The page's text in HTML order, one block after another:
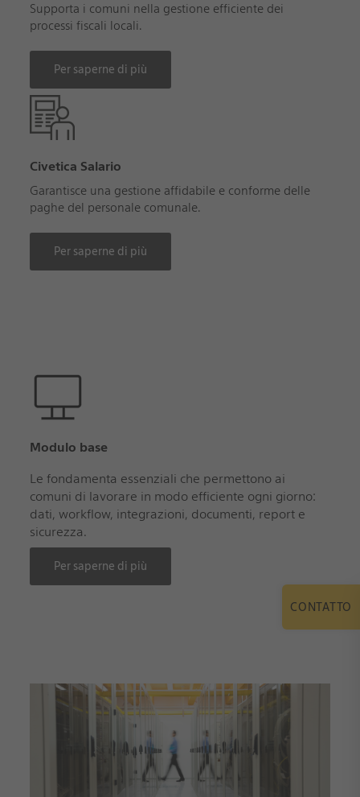
Supporta i comuni nella gestione efficiente dei
processi fiscali locali.
Per saperne di più
Civetica Salario
Garantisce una gestione affidabile e conforme delle
paghe del personale comunale.
Per saperne di più
Modulo base
Le fondamenta essenziali che permettono ai
comuni di lavorare in modo efficiente ogni giorno:
dati, workflow, integrazioni, documenti, report e
sicurezza.
Per saperne di più
CONTATTO